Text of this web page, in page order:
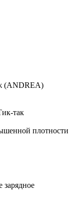
(ANDREA)
так
плотности